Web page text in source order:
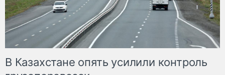
В Казахстане опять усилили контроль